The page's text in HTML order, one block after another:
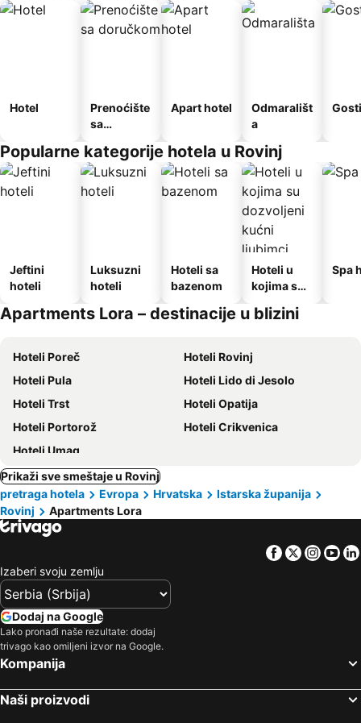
Hotel
Prenoćište
sa
Apart hotel
Odmarališt
a
Popularne kategorije hotela u Rovinj
Jeftini
hoteli
Luksuzni
hoteli
Hoteli sa
bazenom
Hoteli u
kojima su
kućni
Spa
Apartments Lora – destinacije u blizini
Hoteli Poreč
Hoteli Rovinj
Hoteli Pula
Hoteli Lido di Jesolo
Hoteli Trst
Hoteli Opatija
Hoteli Portorož
Hoteli Crikvenica
Hoteli Umag
Prikaži sve smeštaje u Rovinj
pretraga hotela
Evropa Hrvatska
Istarska županija
Rovinj
Apartments Lora
Facebook
Twitter
Izaberi svoju zemlju
Dodaj na Google
Lako pronađi naše rezultate: dodaj
trivago kao omiljeni izvor na Google.
Kompanija
Naši proizvodi